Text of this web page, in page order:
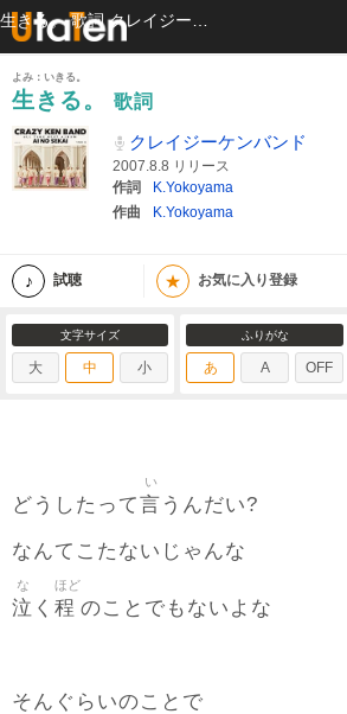
よみ：いきる。
生きる。
歌詞
クレイジーケンバンド
2007.8.8 リリース
作詞
K.Yokoyama
作曲
K.Yokoyama
試聴 ★ お気に入り登録
文字サイズ
大 中 小
ふりがな
あ A OFF
どうしたって言
い
うんだい?
なんてこたないじゃんな
泣
な
く 程
ほど
のことでもないよな
そんぐらいのことで